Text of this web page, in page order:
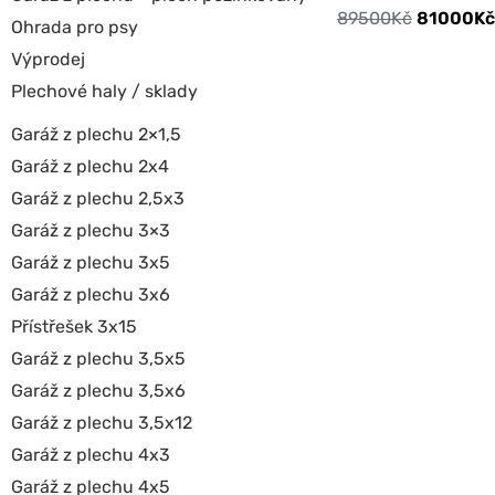
Ohrada pro psy
Výprodej
Plechové haly / sklady
Garáž z plechu 2×1,5
Garáž z plechu 2x4
Garáž z plechu 2,5x3
Garáž z plechu 3×3
Garáž z plechu 3x5
Garáž z plechu 3x6
Přístřešek 3x15
Garáž z plechu 3,5x5
Garáž z plechu 3,5x6
Garáž z plechu 3,5x12
Garáž z plechu 4x3
Garáž z plechu 4x5
89500Kč 81000Kč